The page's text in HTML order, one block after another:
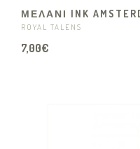
ΜΕΛΑΝΙ INK
ROYAL TALENS
7,00€